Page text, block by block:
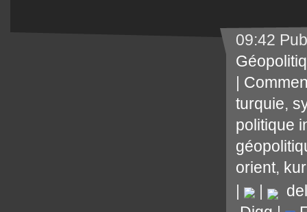
09:42
turquie,
politique
orient,